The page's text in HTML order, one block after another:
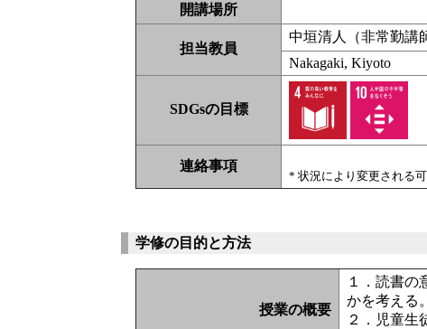
開講場所
担当教員
中垣清人（非常勤講
Nakagaki, Kiyoto
SDGsの目標
連絡事項
* 状況により変更される
学修の目的と方法
授業の概要
１．読書の
かを考える。
２．児童生